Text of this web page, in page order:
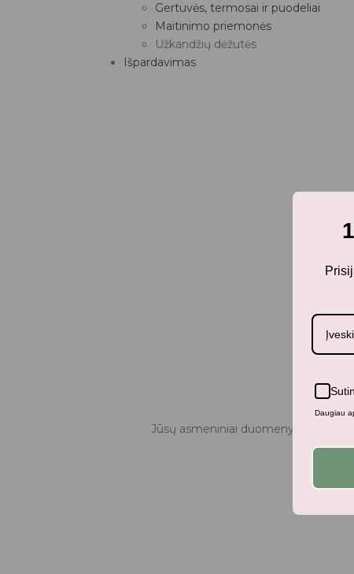
Gertuvės, termosai ir puodeliai
Maitinimo priemonės
Užkandžių dėžutės
Išpardavimas
Jūsų asmeniniai duomenys bus
Daugiau